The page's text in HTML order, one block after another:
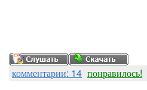
комментарии: 14 понравилось!